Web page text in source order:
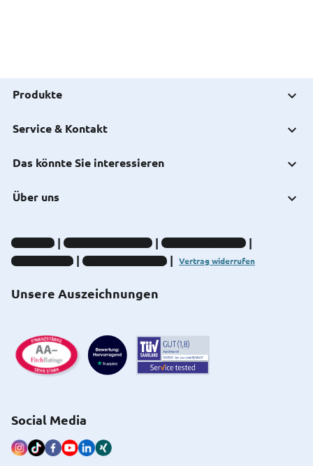
Produkte
Service & Kontakt
Das könnte Sie interessieren
Über uns
Unsere Auszeichnungen
Impressum Datenschutz-Hinweise
Compliance-Hinweise
Barrierefreiheit
Cookie-Einstellungen Vertrag widerrufen
Social Media